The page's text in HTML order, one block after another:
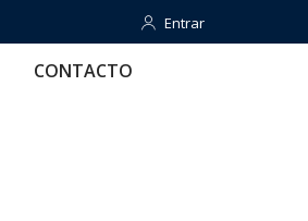
Entrar
Entrar
CONTACTO